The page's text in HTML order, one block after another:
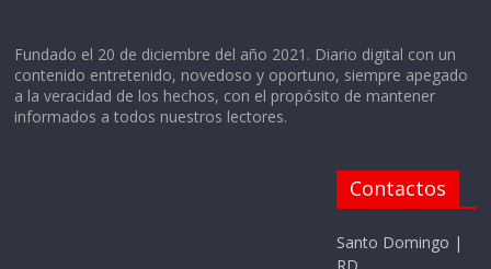
Fundado el 20 de diciembre del año 2021. Diario digital con un
contenido entretenido, novedoso y oportuno, siempre apegado
a la veracidad de los hechos, con el propósito de mantener
informados a todos nuestros lectores.
Contactos
Santo Domingo |